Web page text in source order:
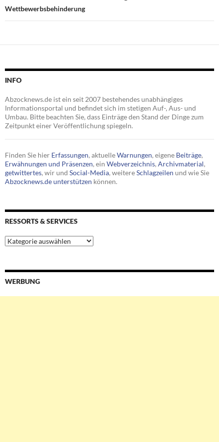
Wettbewerbsbehinderung
INFO
Abzocknews.de ist ein seit 2007 bestehendes unabhängiges
Informationsportal und befindet sich im stetigen Auf-, Aus- und
Umbau. Bitte beachten Sie, dass Einträge den Stand der Dinge zum
Zeitpunkt einer Veröffentlichung spiegeln.
Finden Sie hier Erfassungen, aktuelleWarnungen, eigene Beiträge,
Erwähnungen und Präsenzen, ein Webverzeichnis, Archivmaterial,
getwittertes, wir und Social-Media, weitereSchlagzeilen und wie Sie
Abzocknews.de unterstützen können.
RESSORTS & SERVICES
Ressorts
&
WERBUNG